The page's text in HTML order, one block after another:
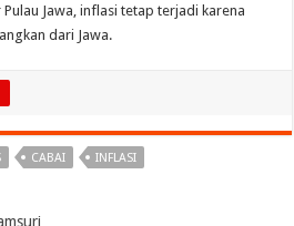
Jawa, inflasi tetap terjadi karena
dari Jawa.
CABAI INFLASI